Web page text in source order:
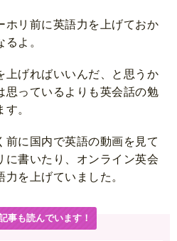
ホリ前に英語力を上げておか
よ。
上げればいいんだ、と思うか
思っているよりも英会話の勉
。
前に国内で英語の動画を見て
に書いたり、オンライン英会
を上げていました。
事も読んでいます！